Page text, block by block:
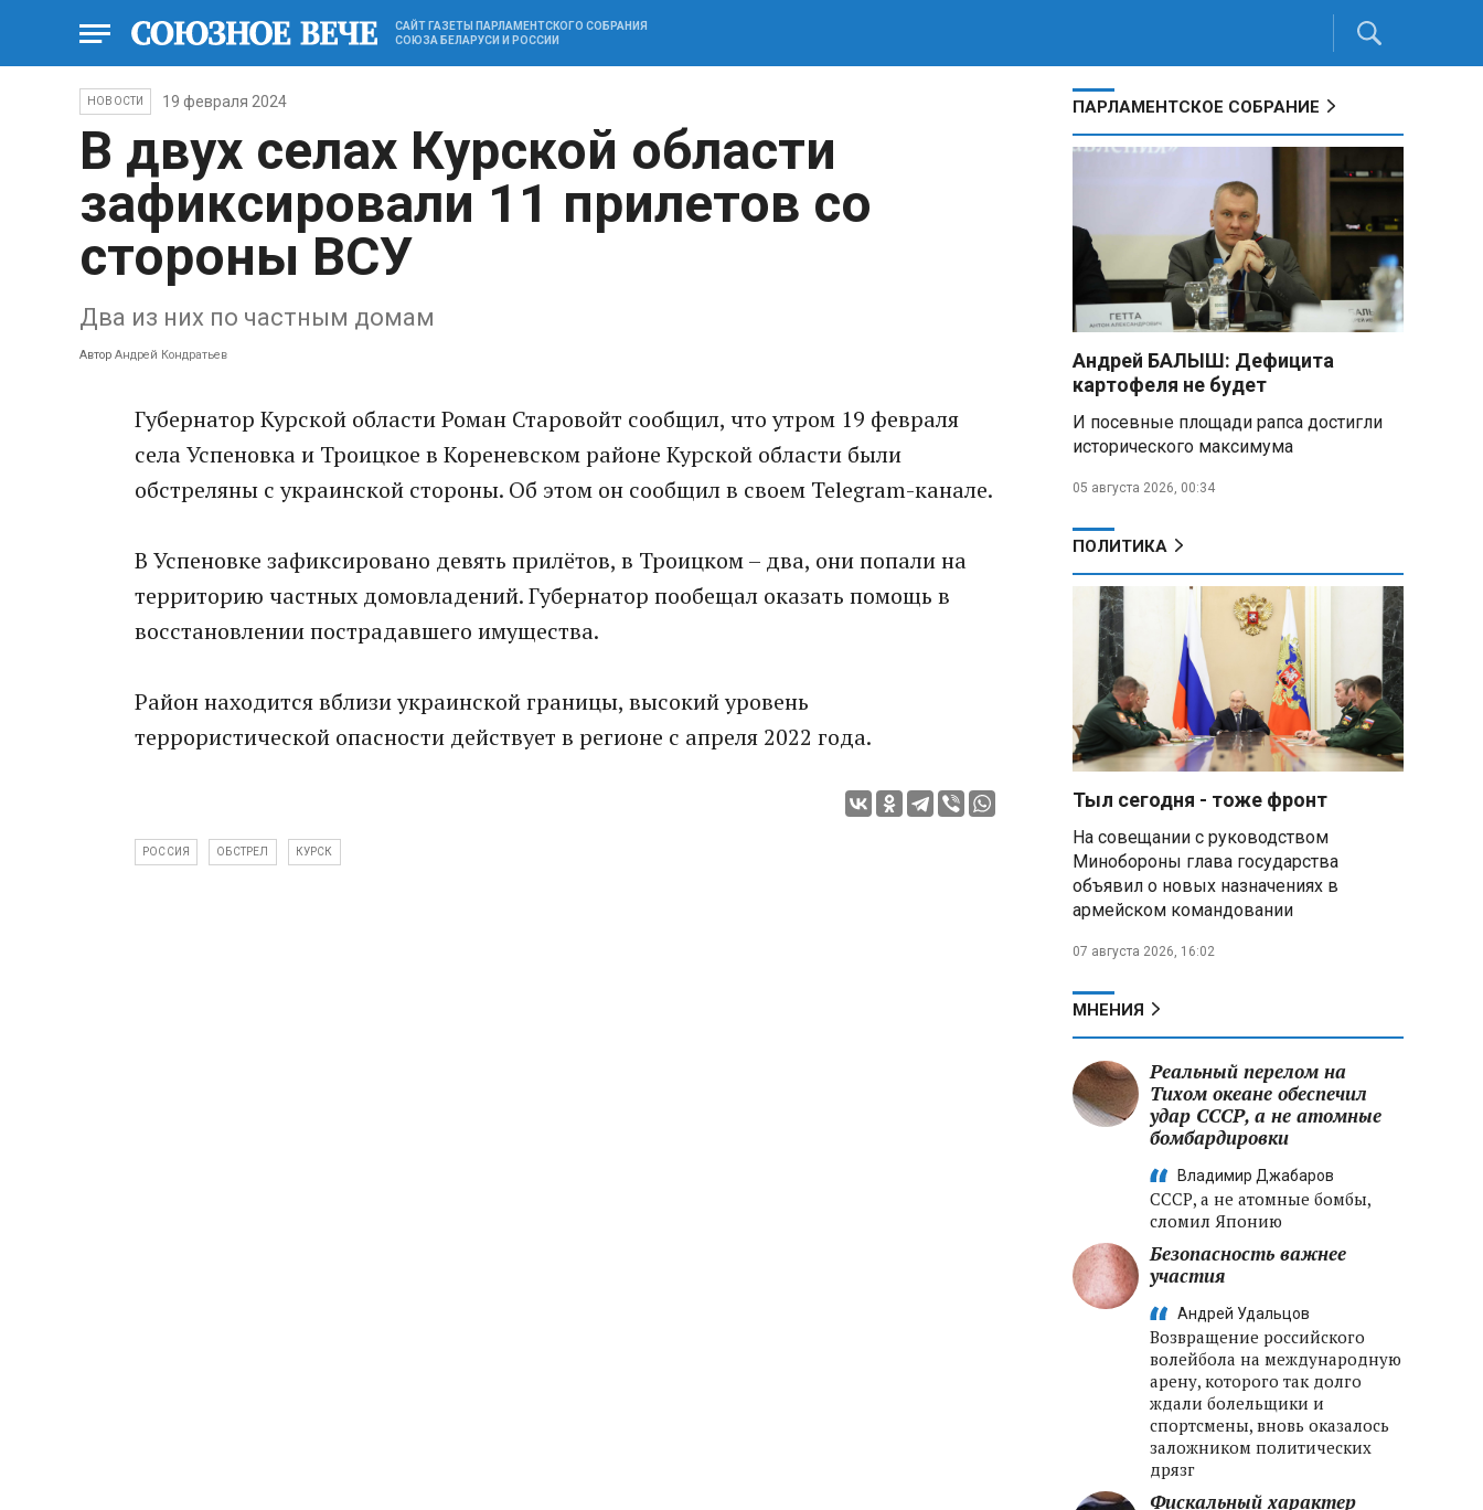
САЙТ ГАЗЕТЫ ПАРЛАМЕНТСКОГО СОБРАНИЯ
СОЮЗА БЕЛАРУСИ И РОССИИ
НОВОСТИ 19 февраля 2024
В двух селах Курской области
зафиксировали 11 прилетов со
стороны ВСУ
Два из них по частным домам
Автор Андрей Кондратьев
Губернатор Курской области Роман Старовойт сообщил, что утром 19 февраля
села Успеновка и Троицкое в Кореневском районе Курской области были
обстреляны с украинской стороны. Об этом он сообщил в своем Telegram-канале.
В Успеновке зафиксировано девять прилётов, в Троицком – два, они попали на
территорию частных домовладений. Губернатор пообещал оказать помощь в
восстановлении пострадавшего имущества.
Район находится вблизи украинской границы, высокий уровень
террористической опасности действует в регионе с апреля 2022 года.
РОССИЯ ОБСТРЕЛ КУРСК
ПАРЛАМЕНТСКОЕ СОБРАНИЕ
Андрей БАЛЫШ: Дефицита
картофеля не будет
И посевные площади рапса достигли
исторического максимума
05 августа 2026, 00:34
ПОЛИТИКА
Тыл сегодня - тоже фронт
На совещании с руководством
Минобороны глава государства
объявил о новых назначениях в
армейском командовании
07 августа 2026, 16:02
МНЕНИЯ
Реальный перелом на
Тихом океане обеспечил
удар СССР, а не атомные
бомбардировки
Владимир Джабаров
СССР, а не атомные бомбы,
сломил Японию
Безопасность важнее
участия
Андрей Удальцов
Возвращение российского
волейбола на международную
арену, которого так долго
ждали болельщики и
спортсмены, вновь оказалось
заложником политических
дрязг
Фискальный характер